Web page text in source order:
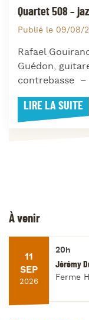
Quartet 508 –
Publié le 09/08/
Rafael
Guédon,
contrebasse –
LIRE LA SUITE
À venir
11
SEP
2026
20h
Jérémy
Ferme